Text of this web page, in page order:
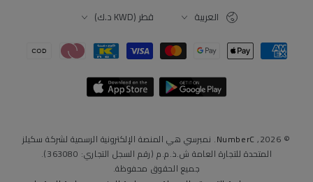
© 2026,
NumberC. نمبرسي هي المنصة الإلكترونية الرسمية لشركة سكيلز
المتحدة للتجارة العامة ش.ذ.م.م (رقم السجل التجاري: 363080).
جميع الحقوق محفوظة.
اللغة العربية قطر (KWD د.ك)
طرق